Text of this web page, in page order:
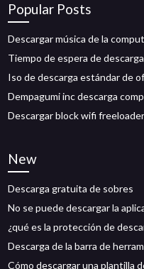
Popular Posts
Descargar música de la
Tiempo de espera de
Iso de descarga estándar de
Dempagumi inc descarga
Descargar block wifi
New
Descarga gratuita de sobres
No se puede descargar la
¿qué es la protección de
Descarga de la barra de
Cómo descargar una plantilla